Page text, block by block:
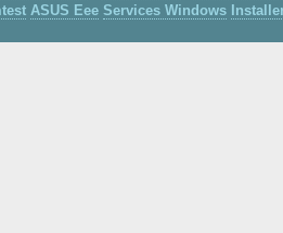
ASUS Eee Services Windows